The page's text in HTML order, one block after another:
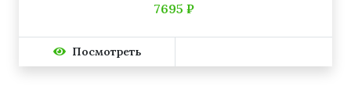
7695 ₽
Посмотреть